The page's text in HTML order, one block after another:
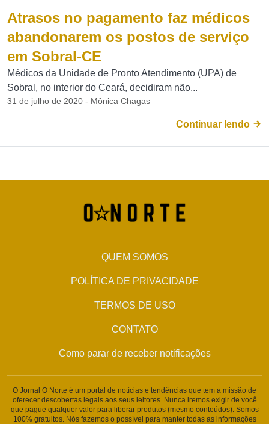
Atrasos no pagamento faz médicos
abandonarem os postos de serviço
em Sobral-CE
Médicos da Unidade de Pronto Atendimento (UPA) de
Sobral, no interior do Ceará, decidiram não...
31 de julho de 2020 - Mônica Chagas
Continuar lendo
QUEM SOMOS
POLÍTICA DE PRIVACIDADE
TERMOS DE USO
CONTATO
Como parar de receber notificações
O Jornal O Norte é um portal de notícias e tendências que tem a missão de
oferecer descobertas legais aos seus leitores. Nunca iremos exigir de você
que pague qualquer valor para liberar produtos (mesmo conteúdos). Somos
100% gratuitos. Nós fazemos o possível para manter todas as informações